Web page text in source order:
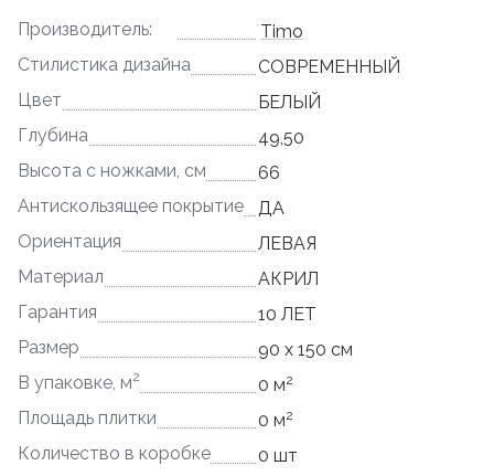
Производитель:
Timo
Стилистика дизайна
СОВРЕМЕННЫЙ
Цвет
БЕЛЫЙ
Глубина
49,50
Высота с ножками, см
66
Антискользящее покрытие
ДА
Ориентация
ЛЕВАЯ
Материал
АКРИЛ
Гарантия
10 ЛЕТ
Размер
90 x 150 см
В упаковке, м2 0 м2
Площадь плитки 0 м2
Количество в коробке
0 шт